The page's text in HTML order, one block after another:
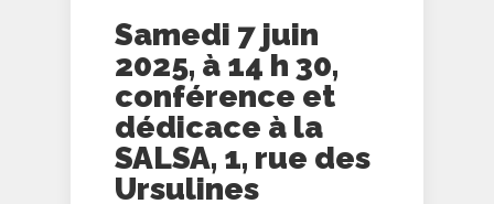
Samedi 7 juin
2025, à 14 h 30,
conférence et
dédicace à la
SALSA, 1, rue des
Ursulines